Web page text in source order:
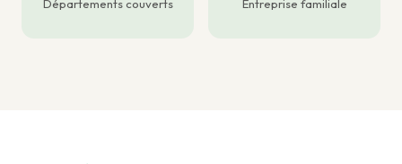
Départements couverts Entreprise familiale